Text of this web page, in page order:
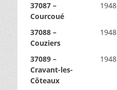
37087 –
Courcoué
1948
37088 –
Couziers
1948
37089 –
Cravant-les-
Côteaux
1948